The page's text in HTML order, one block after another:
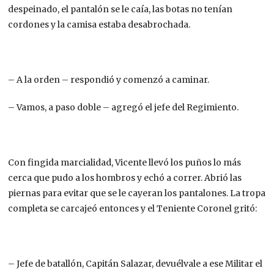
despeinado, el pantalón se le caía, las botas no tenían
cordones y la camisa estaba desabrochada.
– A la orden – respondió y comenzó a caminar.
– Vamos, a paso doble – agregó el jefe del Regimiento.
Con fingida marcialidad, Vicente llevó los puños lo más
cerca que pudo a los hombros y echó a correr. Abrió las
piernas para evitar que se le cayeran los pantalones. La tropa
completa se carcajeó entonces y el Teniente Coronel gritó:
– Jefe de batallón, Capitán Salazar, devuélvale a ese Militar el